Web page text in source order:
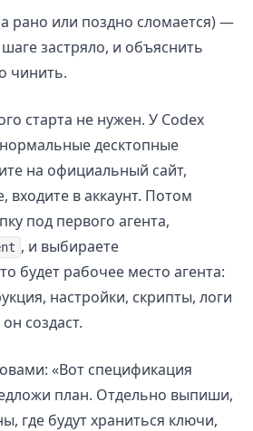
рано или поздно сломается) —
застряло, и объяснить
чинить.
старта не нужен. У Codex
десктопные
на официальный сайт,
входите в аккаунт. Потом
под первого агента,
, и выбираете
будет рабочее место агента:
настройки, скрипты, логи
создаст.
«Вот спецификация
план. Отдельно выпиши,
где будут храниться ключи,